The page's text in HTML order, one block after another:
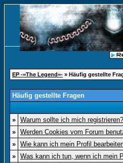
EP -=The Legend=- » Häufig gestellte
Häufig gestellte Fragen
» Warum sollte ich mich registrieren?
» Werden Cookies vom Forum
» Wie kann ich mein Profil
» Was kann ich tun, wenn ich mein